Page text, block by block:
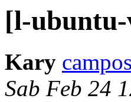
[l-
Kary
Sab Feb 24